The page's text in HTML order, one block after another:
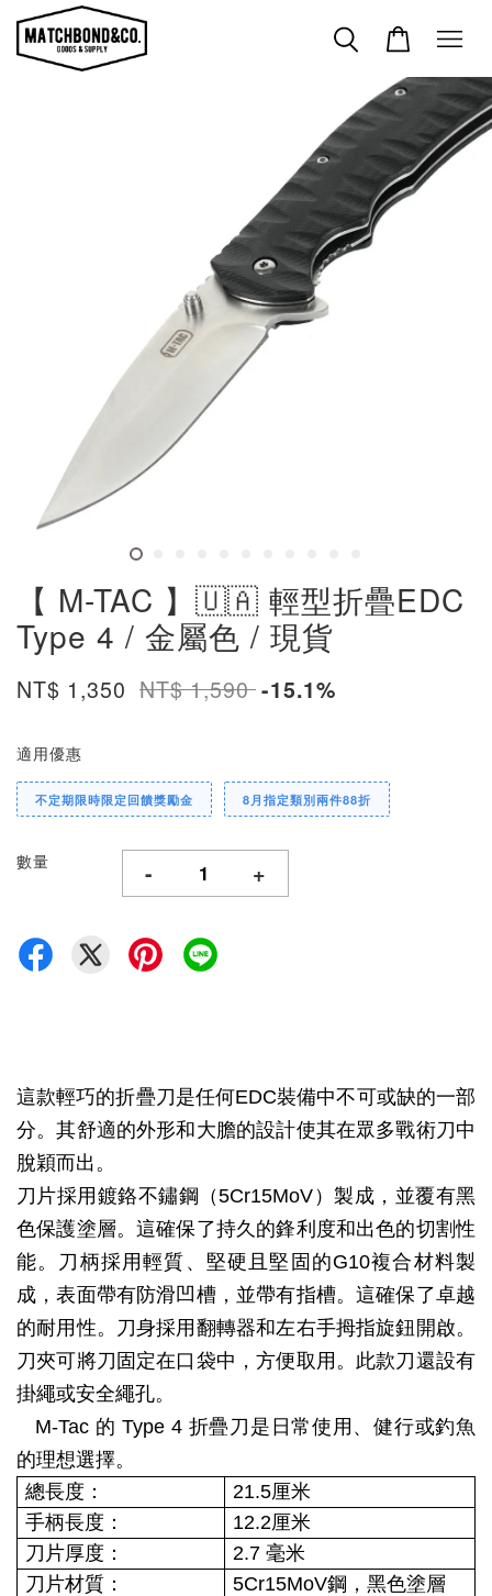
【 M-TAC 】🇺🇦 輕型折疊EDC
Type 4 / 金屬色 / 現貨
NT$ 1,350 NT$ 1,590-15.1%
適用優惠
不定期限時限定回饋獎勵金 8月指定類別兩件88折
數量 - +
這款輕巧的折疊刀是任何EDC裝備中不可或缺的一部
分。其舒適的外形和大膽的設計使其在眾多戰術刀中
脫穎而出。
刀片採用鍍鉻不鏽鋼（5Cr15MoV）製成，並覆有黑
色保護塗層。這確保了持久的鋒利度和出色的切割性
能。刀柄採用輕質、堅硬且堅固的G10複合材料製
成，表面帶有防滑凹槽，並帶有指槽。這確保了卓越
的耐用性。刀身採用翻轉器和左右手拇指旋鈕開啟。
刀夾可將刀固定在口袋中，方便取用。此款刀還設有
掛繩或安全繩孔。
M-Tac 的 Type 4 折疊刀是日常使用、健行或釣魚
的理想選擇。
總長度：
21.5厘米
手柄長度：
12.2厘米
刀片厚度：
2.7 毫米
刀片材質：
5Cr15MoV鋼，黑色塗層